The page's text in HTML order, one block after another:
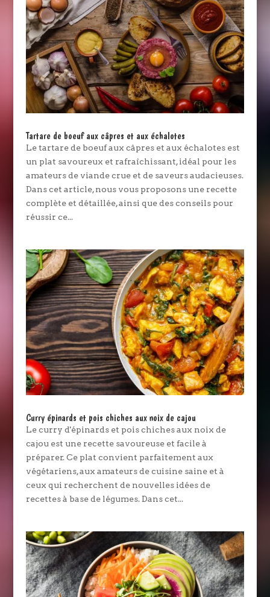
Tartare de boeuf aux câpres et aux échalotes
Le tartare de boeuf aux câpres et aux échalotes est
un plat savoureux et rafraîchissant, idéal pour les
amateurs de viande crue et de saveurs audacieuses.
Dans cet article, nous vous proposons une recette
complète et détaillée, ainsi que des conseils pour
réussir ce...
Curry épinards et pois chiches aux noix de cajou
Le curry d'épinards et pois chiches aux noix de
cajou est une recette savoureuse et facile à
préparer. Ce plat convient parfaitement aux
végétariens, aux amateurs de cuisine saine et à
ceux qui recherchent de nouvelles idées de
recettes à base de légumes. Dans cet...